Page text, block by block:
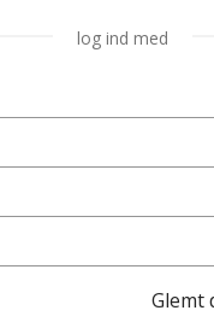
log ind med
Glemt